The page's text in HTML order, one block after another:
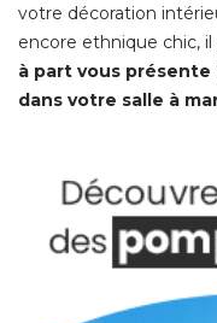
votre décoration
encore ethnique chic,
à part vous présente
dans votre salle à